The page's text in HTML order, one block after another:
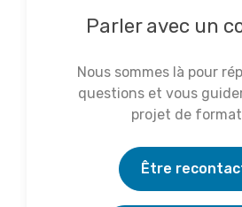
Parler avec un
Nous sommes là pour
questions et vous
projet de
Être